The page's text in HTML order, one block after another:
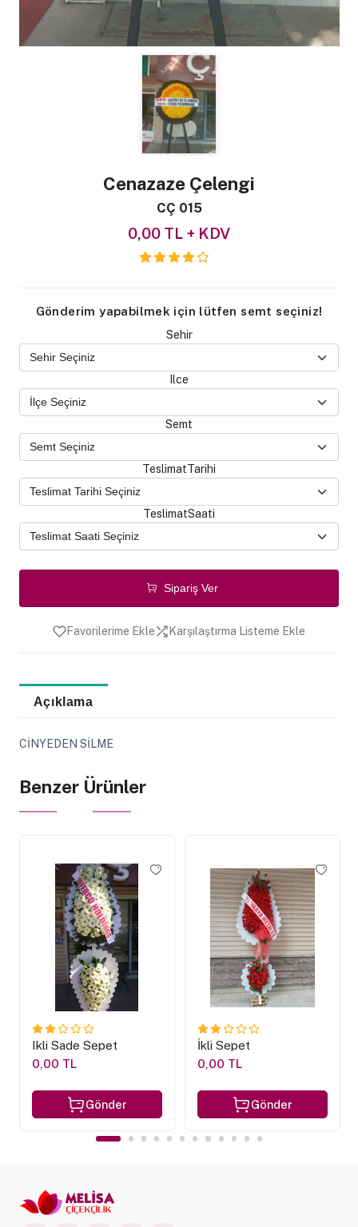
Cenazaze Çelengi
CÇ 015
0,00 TL + KDV
Gönderim yapabilmek için lütfen semt seçiniz!
Sehir
Ilce
Semt
TeslimatTarihi
TeslimatSaati
Sipariş Ver
Favorilerime Ekle Karşılaştırma Listeme Ekle
Açıklama
CİNYEDEN SİLME
Benzer Ürünler
Ikli Sade Sepet
0,00 TL
Gönder
İkli Sepet
0,00 TL
Gönder